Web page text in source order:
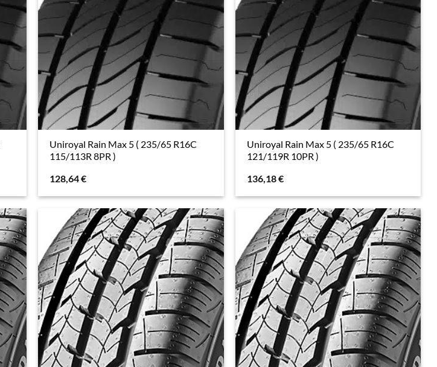
Uniroyal Rain Max 5 ( 235/65 R16C
115/113R 8PR )
128,64€
Uniroyal Rain Max 5 ( 235/65 R16C
121/119R 10PR )
136,18€